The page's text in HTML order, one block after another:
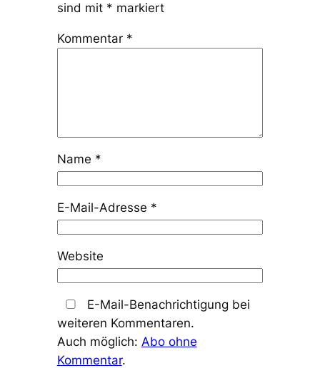
sind mit * markiert
Kommentar *
Name *
E-Mail-Adresse *
Website
E-Mail-Benachrichtigung bei
weiteren Kommentaren.
Auch möglich: Abo ohne
Kommentar.